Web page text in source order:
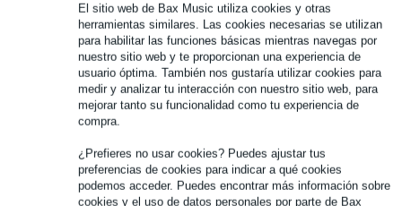
El sitio web de Bax Music utiliza cookies y otras
herramientas similares. Las cookies necesarias se utilizan
para habilitar las funciones básicas mientras navegas por
nuestro sitio web y te proporcionan una experiencia de
usuario óptima. También nos gustaría utilizar cookies para
medir y analizar tu interacción con nuestro sitio web, para
mejorar tanto su funcionalidad como tu experiencia de
compra.
¿Prefieres no usar cookies? Puedes ajustar tus
preferencias de cookies para indicar a qué cookies
podemos acceder. Puedes encontrar más información sobre
cookies y el uso de datos personales por parte de Bax
Véase también (22)